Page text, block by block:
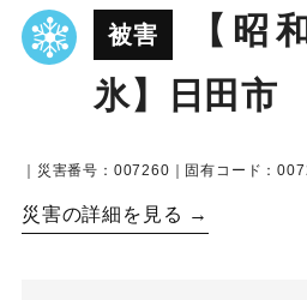
被害
【昭
氷】日田市
｜災害番号：007260｜固有コード：
災害の詳細を見る →